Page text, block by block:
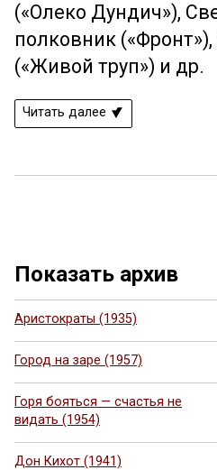
(«Олеко Дундич»),
полковник
(«Живой труп») и др.
Читать далее
Показать архив
Аристократы (1935)
Город на заре (1957)
Горя бояться — счастья не
видать (1954)
Дон Кихот (1941)